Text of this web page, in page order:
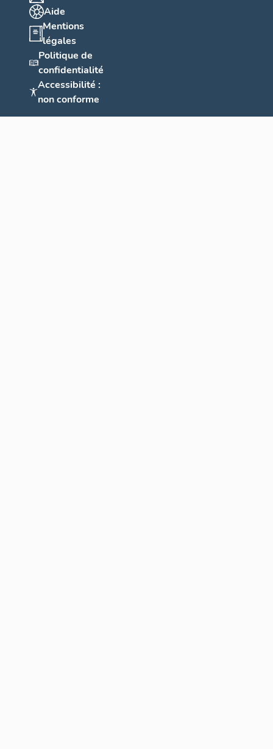
Aide
Mentions
légales
Politique de
confidentialité
Accessibilité :
non conforme